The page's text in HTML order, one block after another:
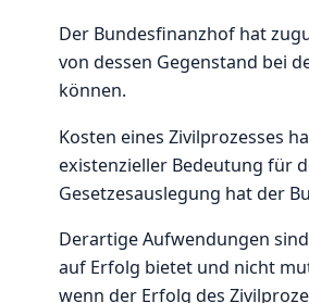
Der Bundesfinanzhof hat
von dessen Gegenstand bei
können.
Kosten eines Zivilprozesses
existenzieller Bedeutung für
Gesetzesauslegung hat der
Derartige Aufwendungen
auf Erfolg bietet und nicht
wenn der Erfolg des